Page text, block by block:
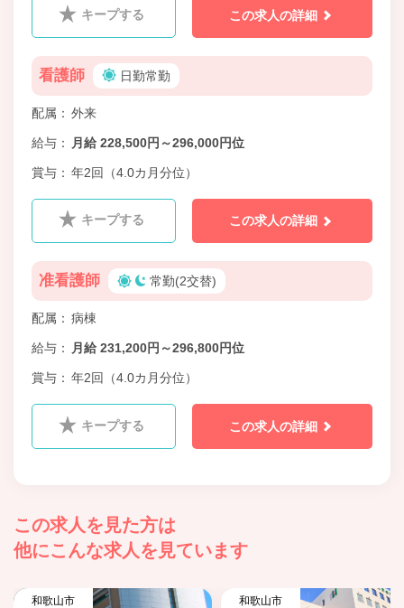
キープする この求人の詳細
看護師 日勤常勤
配属 外来
給与 月給 228,500円～296,000円位
賞与 年2回（4.0カ月分位）
キープする この求人の詳細
准看護師 常勤(2交替)
配属 病棟
給与 月給 231,200円～296,800円位
賞与 年2回（4.0カ月分位）
キープする この求人の詳細
この求人を見た方は
他にこんな求人を見ています
和歌山市 和歌山市